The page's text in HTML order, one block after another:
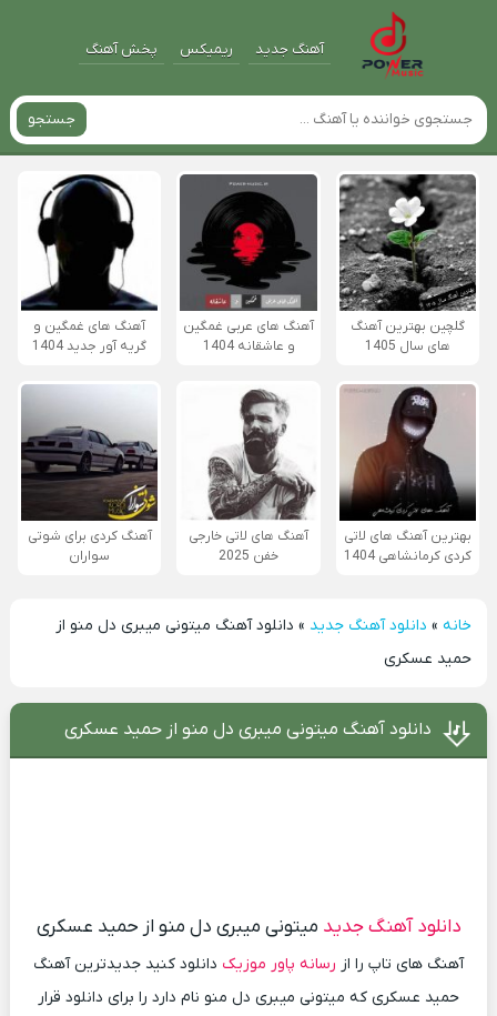
آهنگ جدید ریمیکس پخش آهنگ
جستجو
گلچین بهترین آهنگ
های سال 1405
آهنگ های عربی غمگین
و عاشقانه 1404
آهنگ های غمگین و
گریه آور جدید 1404
بهترین آهنگ های لاتی
کردی کرمانشاهی 1404
آهنگ های لاتی خارجی
خفن 2025
آهنگ کردی برای شوتی
سواران
خانه» دانلود آهنگ جدید » دانلود آهنگ میتونی میبری دل منو از
حمید عسکری
دانلود آهنگ میتونی میبری دل منو از حمید عسکری
دانلود آهنگ جدید میتونی میبری دل منو از حمید عسکری
آهنگ های تاپ را از رسانه پاور موزیک دانلود کنید جدیدترین آهنگ
حمید عسکری که میتونی میبری دل منو نام دارد را برای دانلود قرار